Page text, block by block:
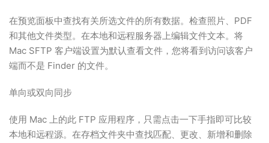
在预览面板中查找有关所选文件的所有数据。检查照片、PDF
和其他文件类型。在本地和远程服务器上编辑文件文本。将
Mac SFTP 客户端设置为默认查看文件，您将看到访问该客户
端而不是 Finder 的文件。
单向或双向同步
使用 Mac 上的此 FTP 应用程序，只需点击一下手指即可比较
本地和远程源。在存档文件夹中查找匹配、更改、新增和删除